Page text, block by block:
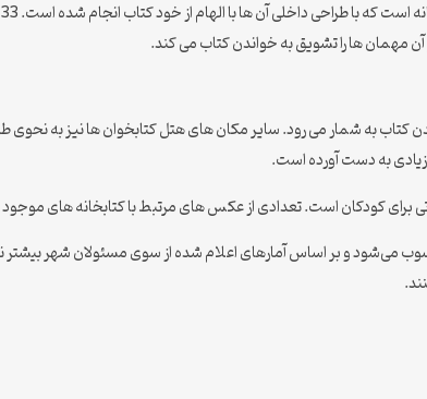
مهمان ها را تشویق به خواندن کتاب می کند.
کتاب به شمار می رود. سایر مکان های هتل کتابخوان ها نیز به
به دست آورده است.
برای کودکان است. تعدادی از عکس های مرتبط با کتابخانه های
می‌شود و بر اساس آمارهای اعلام شده از سوی مسئولان شهر بیشتر